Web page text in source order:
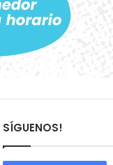
SÍGUENOS!